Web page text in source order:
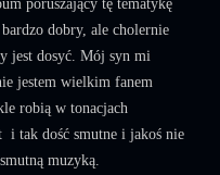
poruszający tę tematykę
dobry, ale cholernie
jest dosyć. Mój syn mi
jestem wielkim fanem
robią w tonacjach
tak dość smutne i jakoś nie
muzyką.